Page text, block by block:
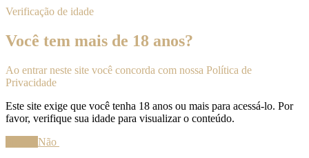
Verificação de idade
Você tem mais de 18 anos?
Ao entrar neste site você concorda com nossa Política de
Privacidade
Este site exige que você tenha 18 anos ou mais para acessá-lo. Por
favor, verifique sua idade para visualizar o conteúdo.
Não